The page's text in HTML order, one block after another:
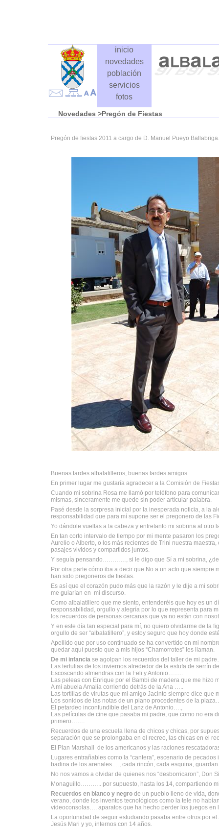
inicio
novedades
población
servicios
fotos
Novedades >Pregón de Fiestas
Pregón de fiestas 2011 a cargo de D. Manuel Pueyo Ballabriga.
Buenas tardes albalatilleros, buenas tardes amigos
En primer lugar me gustaría agradecer a la Comisión de
Cuando mi sobrina Rosa me llamó por teléfono para
mismas, sinceramente me quede sin poder articular palabra.
Pasé desde la sorpresa inicial por la inesperada noticia, a la
responsabilidad que para mí supone ser el pregonero de las
Yo dándole vueltas a la cabeza y entretanto mi sobrina al otro
En tan corto intervalo de tiempo por mi mente pasaron los
Aurelio o Alberto, o los más recientes de Trini nuestra
pasajes vividos y compartidos juntos.
Y seguía pensando…………, si le digo que Sí a mi sobrina, ¿de
Por otra parte cómo iba a decir que No a un acto que
han sido pregoneros de fiestas.
Es así que el corazón pudo más que la razón y le dije a mi
me guiarían en mi discurso.
Como albalatillero que me siento, entenderéis que hoy es un
responsabilidad, orgullo y alegría por lo que representa para
los recuerdos de personas cercanas que ya no están con
Y en este día tan especial para mí, no quiero olvidarme de la
orgullo de ser “albalatillero”, y estoy seguro que hoy donde
Apellido que por uso continuado se ha convertido en mi
quedar aquí puesto que a mis hijos “Chamorrotes” les llaman.
De mi infancia se agolpan los recuerdos del taller de mi
Las tertulias de los inviernos alrededor de la estufa de serrín
Escoscando almendras con la Feli y Antonio……..
Las peleas con Enrique por el Bambi de madera que me hizo
A mi abuela Amalia corriendo detrás de la Ana …..
Las tortillas de virutas que mi amigo Jacinto siempre dice que
Los sonidos de las notas de un piano procedentes de la
El petardeo inconfundible del Lanz de Antonio….,
Las películas de cine que pasaba mi padre, que como no era
primero…….
Recuerdos de una escuela llena de chicos y chicas, por
separación que se prolongaba en el recreo, las chicas en el
El Plan Marshall de los americanos y las raciones
Lugares entrañables como la “cantera”, escenario de
badina de los arenales…., cada rincón, cada esquina,
No nos vamos a olvidar de quienes nos “desborricaron”, Don
Monaguillo……….. por supuesto, hasta los 14, compartiendo
Recuerdos en blanco y negro de un pueblo lleno de vida,
verano, donde los inventos tecnológicos como la tele no
videoconsolas…. aparatos que ha hecho perder los juegos en
La oportunidad de seguir estudiando pasaba entre otros por
Jesús Mari y yo, internos con 14 años.